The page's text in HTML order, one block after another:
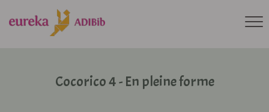
Cocorico 4 - En pleine forme